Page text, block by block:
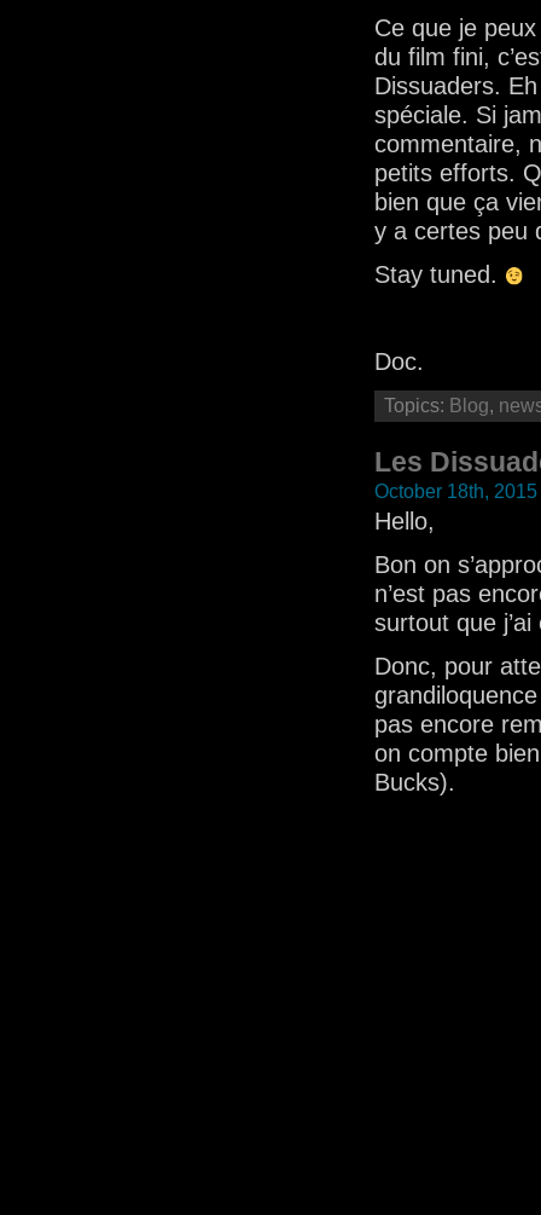
Ce que je
du film fini,
Dissuaders.
spéciale. Si
commentaire,
petits efforts.
bien que ça
y a certes peu
Stay tuned.
Doc.
Topics: Blog,
Les
October 18th, 2015
Hello,
Bon on
n’est pas
surtout que
Donc, pour
pas encore
on compte
Bucks).